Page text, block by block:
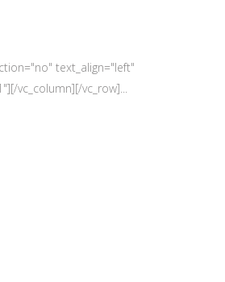
text_align="left"
vc_column][/vc_row]...